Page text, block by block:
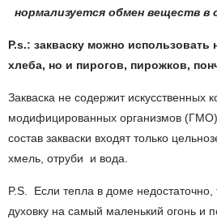
нормализуется обмен веществ в
P.s.: закваску можно использовать
хлеба, но и пирогов, пирожков,
Закваска не содержит искусственных
модифицированных организмов
состав закваски входят только
хмель, отруби и вода.
P.S. Если тепла в доме
духовку на самый маленький огонь и